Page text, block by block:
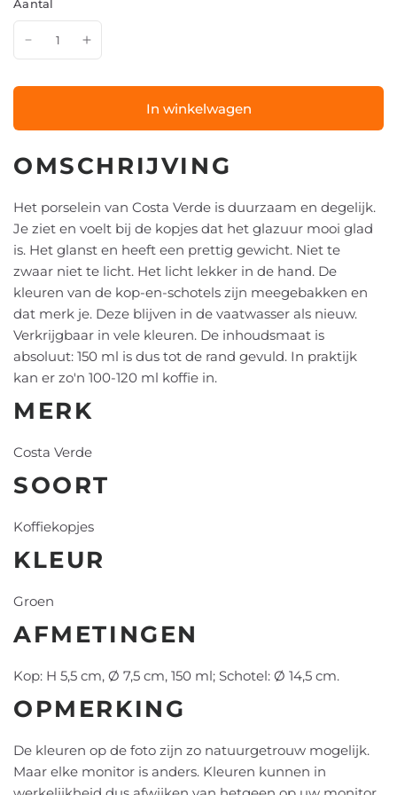
Aantal
In winkelwagen
OMSCHRIJVING
Het porselein van Costa Verde is duurzaam en degelijk.
Je ziet en voelt bij de kopjes dat het glazuur mooi glad
is. Het glanst en heeft een prettig gewicht. Niet te
zwaar niet te licht. Het licht lekker in de hand. De
kleuren van de kop-en-schotels zijn meegebakken en
dat merk je. Deze blijven in de vaatwasser als nieuw.
Verkrijgbaar in vele kleuren. De inhoudsmaat is
absoluut: 150 ml is dus tot de rand gevuld. In praktijk
kan er zo'n 100-120 ml koffie in.
MERK
Costa Verde
SOORT
Koffiekopjes
KLEUR
Groen
AFMETINGEN
Kop: H 5,5 cm, Ø 7,5 cm, 150 ml; Schotel: Ø 14,5 cm.
OPMERKING
De kleuren op de foto zijn zo natuurgetrouw mogelijk.
Maar elke monitor is anders. Kleuren kunnen in